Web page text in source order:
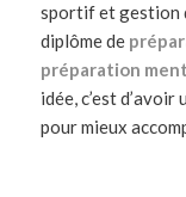
sportif et gestion
diplôme de
préparation
idée, c’est
pour mieux